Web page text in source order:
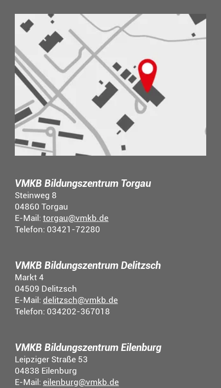
VMKB Bildungszentrum Torgau
Steinweg 8
04860 Torgau
E-Mail: torgau@vmkb.de
Telefon: 03421-72280
VMKB Bildungszentrum Delitzsch
Markt 4
04509 Delitzsch
E-Mail: delitzsch@vmkb.de
Telefon: 034202-367018
VMKB Bildungszentrum Eilenburg
Leipziger Straße 53
04838 Eilenburg
E-Mail: eilenburg@vmkb.de